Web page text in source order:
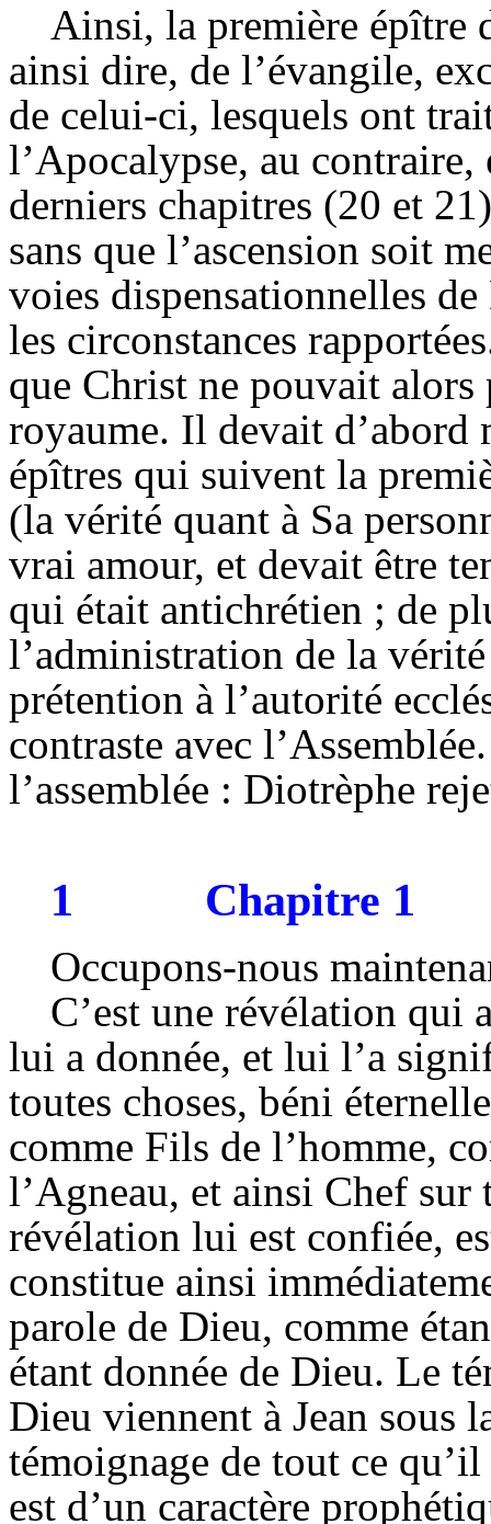
Ainsi, la première épître
ainsi dire, de l’évangile,
de celui-ci, lesquels ont
l’Apocalypse, au
derniers chapitres (20 et
sans que l’ascension soit
voies dispensationnelles
les circonstances
que Christ ne pouvait
royaume. Il devait d’abord
épîtres qui suivent la
(la vérité quant à Sa
vrai amour, et devait être
qui était antichrétien ; de
l’administration de la
prétention à l’autorité
contraste avec
l’assemblée : Diotrèphe
1 Chapitre 1
Occupons-nous
C’est une révélation qui
lui a donnée, et lui l’a
toutes choses, béni
comme Fils de l’homme,
l’Agneau, et ainsi Chef sur
révélation lui est confiée,
constitue ainsi
parole de Dieu, comme
étant donnée de Dieu. Le
Dieu viennent à Jean sous
témoignage de tout ce
est d’un caractère